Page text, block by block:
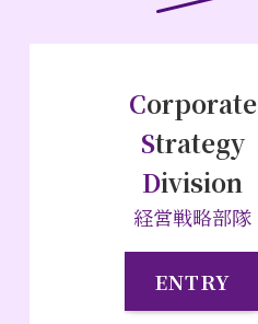
Corporate
Strategy
Division
経営戦略部隊
ENTRY